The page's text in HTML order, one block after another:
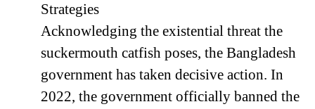
Strategies
Acknowledging the existential threat the
suckermouth catfish poses, the Bangladesh
government has taken decisive action. In
2022, the government officially banned the